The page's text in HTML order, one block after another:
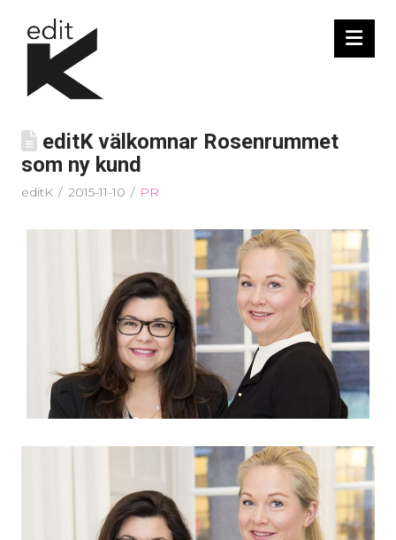
editK välkomnar Rosenrummet
som ny kund
editK 2015-11-10 PR